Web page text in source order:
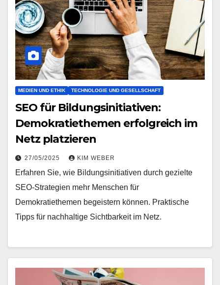
MEDIEN UND ETHIK TECHNOLOGIE UND GESELLSCHAFT
SEO für Bildungsinitiativen:
Demokratiethemen erfolgreich im
Netz platzieren
27/05/2025 KIM WEBER
Erfahren Sie, wie Bildungsinitiativen durch gezielte
SEO-Strategien mehr Menschen für
Demokratiethemen begeistern können. Praktische
Tipps für nachhaltige Sichtbarkeit im Netz.